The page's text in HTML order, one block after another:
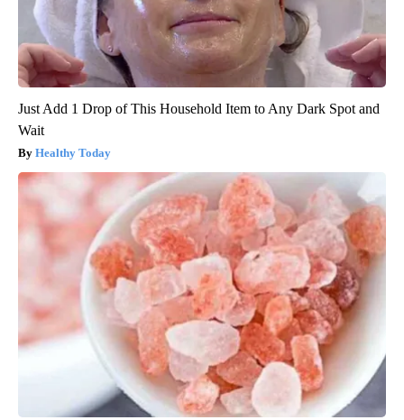
Just Add 1 Drop of This Household Item to Any Dark Spot and
Wait
Healthy Today